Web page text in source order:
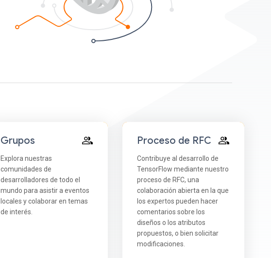
Grupos
Explora nuestras
comunidades de
desarrolladores de todo el
mundo para asistir a eventos
locales y colaborar en temas
de interés.
Proceso de RFC
Contribuye al desarrollo de
TensorFlow mediante nuestro
proceso de RFC, una
colaboración abierta en la que
los expertos pueden hacer
comentarios sobre los
diseños o los atributos
propuestos, o bien solicitar
modificaciones.